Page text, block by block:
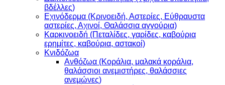
βδέλλες)
Εχινόδερμα (Κρινοειδή, Αστερίες, Εύθραυστα
αστερίες, Αχινοί, Θαλάσσια αγγούρια)
Καρκινοειδή (Πεταλίδες, γαρίδες, καβούρια
ερημίτες, καβούρια, αστακοί)
Κνιδόζωα
Ανθόζωα (Κοράλια, μαλακά κοράλια,
θαλάσσιοι ανεμιστήρες, θαλάσσιες
ανεμώνες)